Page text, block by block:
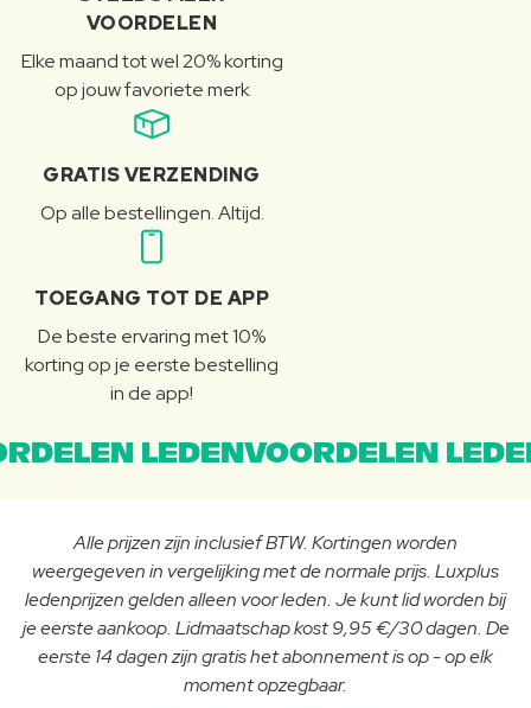
VOORDELEN
Elke maand tot wel 20% korting
op jouw favoriete merk
GRATIS VERZENDING
Op alle bestellingen. Altijd.
TOEGANG TOT DE APP
De beste ervaring met 10%
korting op je eerste bestelling
in de app!
LEDENVOORDELEN
Alle prijzen zijn inclusief BTW. Kortingen worden
weergegeven in vergelijking met de normale prijs. Luxplus
ledenprijzen gelden alleen voor leden. Je kunt lid worden bij
je eerste aankoop. Lidmaatschap kost 9,95 €/30 dagen. De
eerste 14 dagen zijn gratis het abonnement is op - op elk
moment opzegbaar.